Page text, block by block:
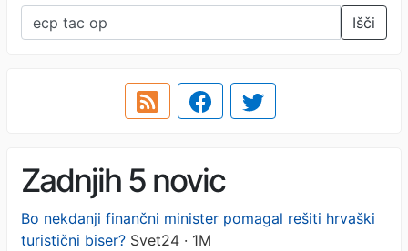
Išči
Zadnjih 5 novic
Bo nekdanji finančni minister pomagal rešiti hrvaški
turistični biser? Svet24 · 1M